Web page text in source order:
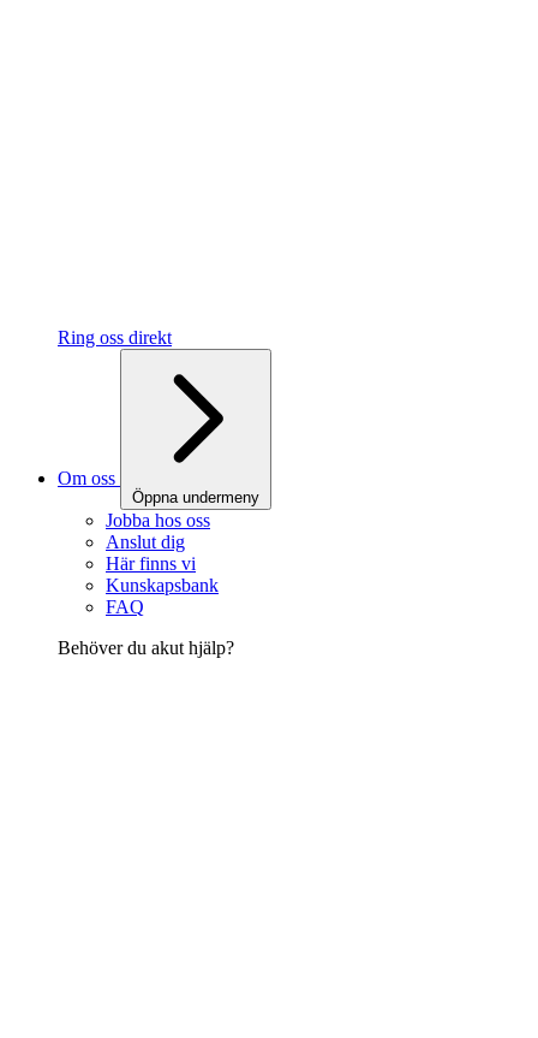
Ring oss direkt
Om oss
Öppna undermeny
Jobba hos oss
Anslut dig
Här finns vi
Kunskapsbank
FAQ
Behöver du akut hjälp?